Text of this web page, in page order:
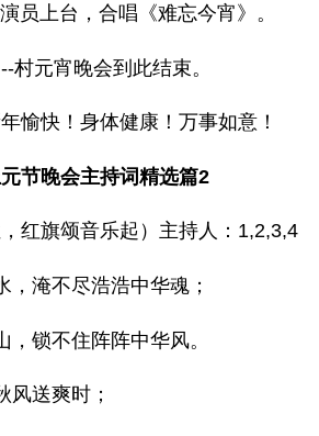
员上台，合唱《难忘今宵》。
村元宵晚会到此结束。
愉快！身体健康！万事如意！
节晚会主持词精选篇2
，红旗颂音乐起）主持人：1,2,3,4
，淹不尽浩浩中华魂；
，锁不住阵阵中华风。
风送爽时；